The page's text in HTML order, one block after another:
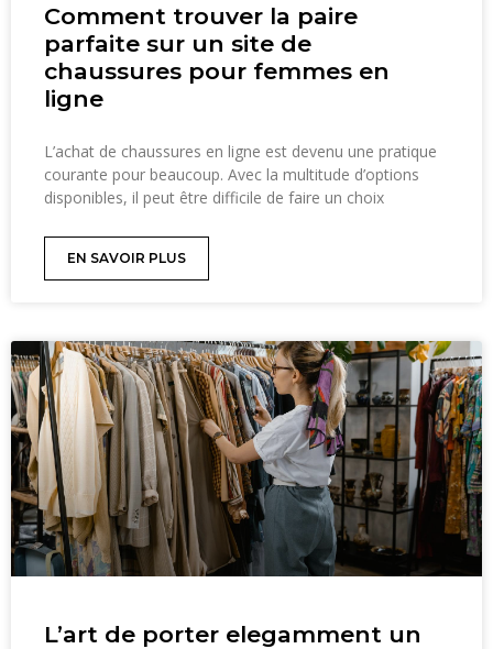
Comment trouver la paire
parfaite sur un site de
chaussures pour femmes en
ligne
L’achat de chaussures en ligne est devenu une pratique
courante pour beaucoup. Avec la multitude d’options
disponibles, il peut être difficile de faire un choix
EN SAVOIR PLUS
L’art de porter elegamment un